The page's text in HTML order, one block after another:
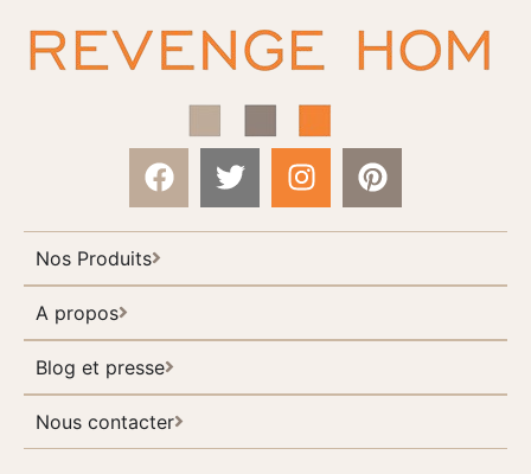
Nos Produits
A propos
Blog et presse
Nous contacter